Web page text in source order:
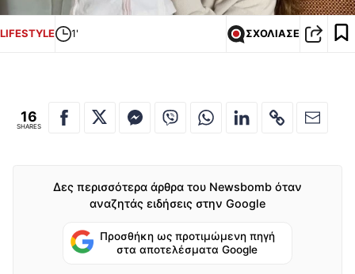
LIFESTYLE 1' ΣΧΟΛΙΑΣΕ
16
SHARES
Δες περισσότερα άρθρα του Newsbomb όταν
αναζητάς ειδήσεις στην Google
Προσθήκη ως προτιμώμενη πηγή
στα αποτελέσματα Google